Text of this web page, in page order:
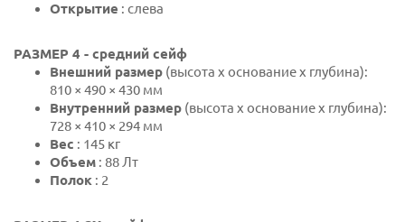
Открытие : слева
РАЗМЕР 4 - средний сейф
Внешний размер (высота х основание х глубина):
810 × 490 × 430 мм
Внутренний размер (высота х основание х глубина):
728 × 410 × 294 мм
Вес : 145 кг
Объем : 88 Лт
Полок : 2